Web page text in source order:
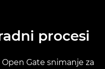
procesi
Gate snimanje za